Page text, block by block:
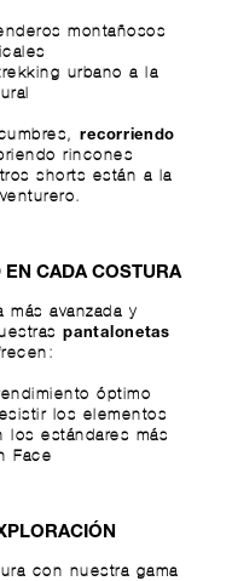
montañosos
urbano a la
recorriendo
rincones
shorts están a la
EN CADA COSTURA
avanzada y
pantalonetas
óptimo
los elementos
los estándares más
Face
con nuestra gama